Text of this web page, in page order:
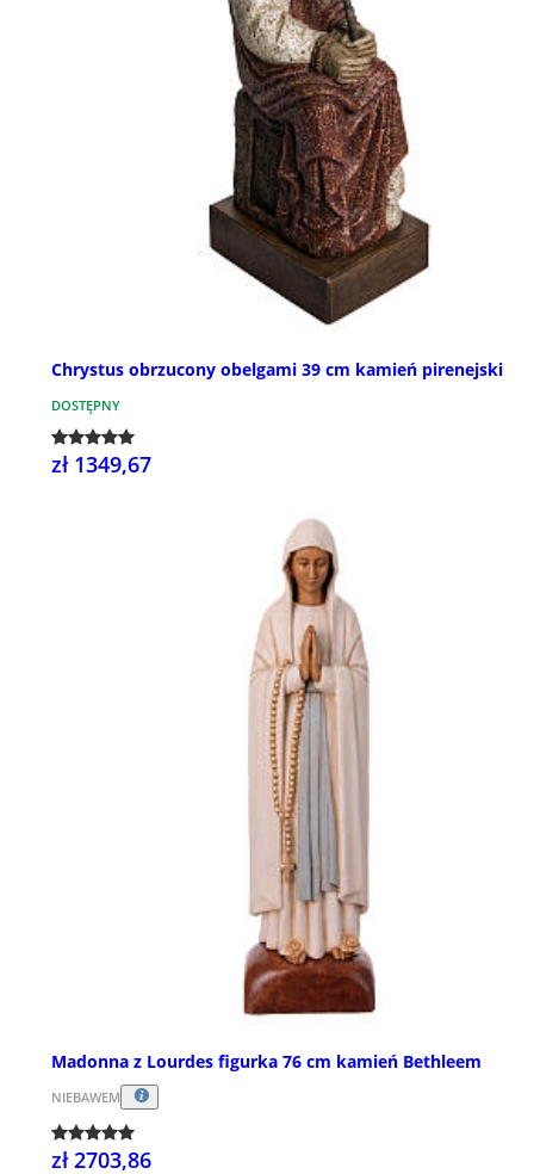
Chrystus obrzucony obelgami 39 cm kamień pirenejski
DOSTĘPNY
zł 1349,67
Madonna z Lourdes figurka 76 cm kamień Bethleem
NIEBAWEM
zł 2703,86